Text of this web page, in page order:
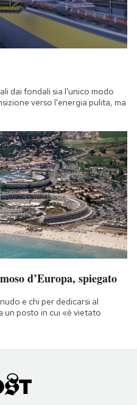
dai fondali sia l'unico modo
verso l'energia pulita, ma
d’Europa, spiegato
e chi per dedicarsi al
posto in cui «è vietato